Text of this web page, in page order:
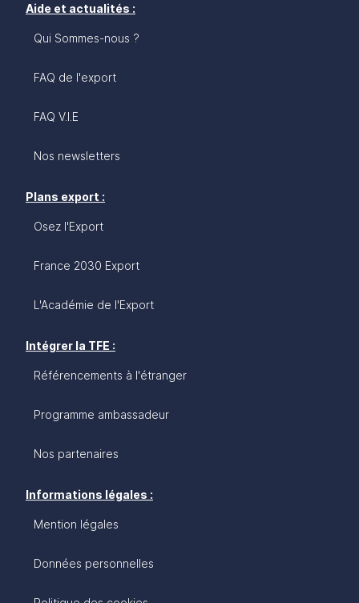
Aide et actualités :
Qui Sommes-nous ?
FAQ de l'export
FAQ V.I.E
Nos newsletters
Plans export :
Osez l'Export
France 2030 Export
L'Académie de l'Export
Intégrer la TFE :
Référencements à l'étranger
Programme ambassadeur
Nos partenaires
Informations légales :
Mention légales
Données personnelles